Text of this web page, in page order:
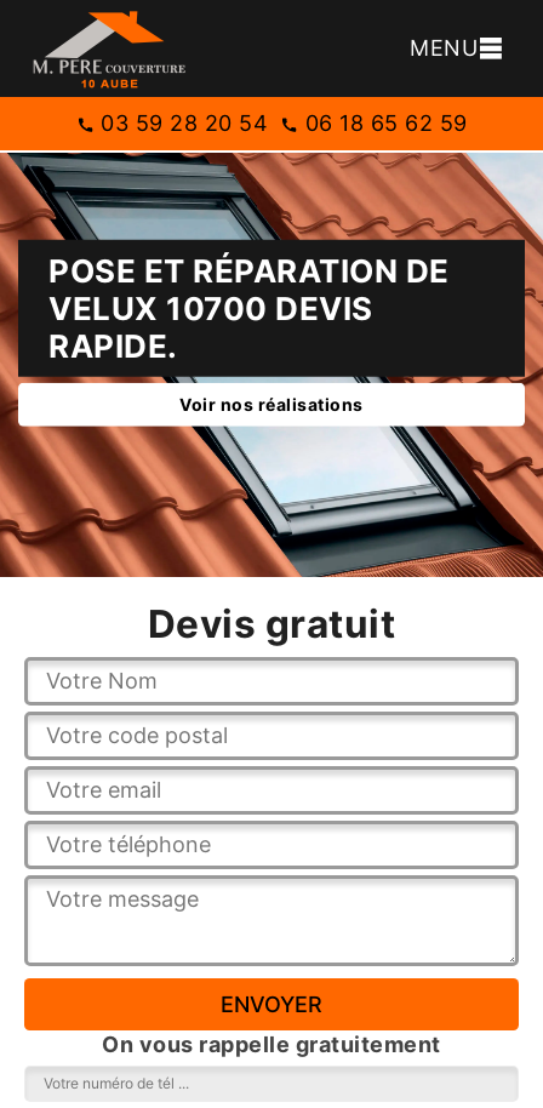
MENU
03 59 28 20 54 06 18 65 62 59
POSE ET RÉPARATION DE
VELUX 10700 DEVIS
RAPIDE.
Voir nos réalisations
Devis gratuit
On vous rappelle gratuitement